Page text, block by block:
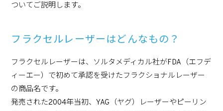
ついてご説明します。
フラクセルレーザーはどんなもの？
フラクセルレーザーは、ソルタメディカル社がFDA（エフデ
ィーエー）で初めて承認を受けたフラクショナルレーザー
の商品名です。
発売された2004年当初、YAG（ヤグ）レーザーやピーリン